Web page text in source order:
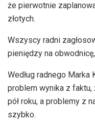
że pierwotnie
złotych.
Wszyscy radni
pieniędzy na
Według radnego
problem wynika z
pół roku, a problemy z
szybko.